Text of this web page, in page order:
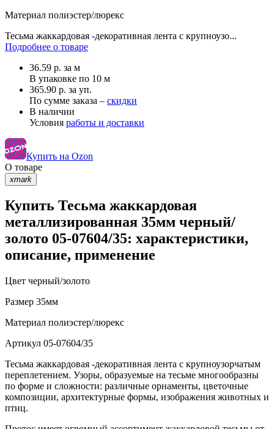
Материал полиэстер/люрекс
Тесьма жаккардовая -декоративная лента с крупноузо...
Подробнее о товаре
36.59 р. за м
В упаковке по 10 м
365.90 р. за уп.
По сумме заказа – скидки
В наличии
Условия работы и доставки
Купить на Ozon
О товаре
xmark
Купить Тесьма жаккардовая
металлизированная 35мм черный/
золото 05-07604/35: характеристики,
описание, применение
Цвет черный/золото
Размер 35мм
Материал полиэстер/люрекс
Артикул 05-07604/35
Тесьма жаккардовая -декоративная лента с крупноузорчатым
переплетением. Узоры, образуемые на тесьме многообразны
по форме и сложности: различные орнаменты, цветочные
композиции, архитектурные формы, изображения животных и
птиц.